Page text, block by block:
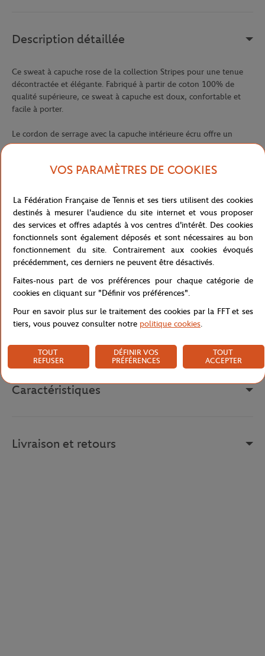
Description détaillée
Ce sweat à capuche rose de la collection Stripes pour une tenue
décontractée et élégante. Fabriqué à partir de coton 100% de
qualité supérieure, ce sweat à capuche est doux, confortable et
facile à porter.
Le cordon de serrage avec la capuche intérieure écru offre un
ajustement parfait, tandis que la poche kangourou pratique
Paris" ajoute une touche de style unique. Avec sa couleur rose et
ses détails en écru, ce sweat à capuche offre un look à la fois
élégant et décontracté.
Parfait pour les journées fraîches et les soirées décontractées, ce
sweat à capuche est un choix idéal pour tous les fans de Roland-
Ajoutez une touche de style à votre garde-robe avec cette
collection Stripes qui se décline également en teddy, t-shirts,
débardeurs, jupes et shorts.
Caractéristiques
Livraison et retours
VOS PARAMÈTRES DE COOKIES
La Fédération Française de Tennis et ses tiers utilisent des cookies
destinés à mesurer l'audience du site internet et vous proposer
des services et offres adaptés à vos centres d'intérêt. Des cookies
fonctionnels sont également déposés et sont nécessaires au bon
fonctionnement du site. Contrairement aux cookies évoqués
précédemment, ces derniers ne peuvent être désactivés.
Faites-nous part de vos préférences pour chaque catégorie de
cookies en cliquant sur "Définir vos préférences".
Pour en savoir plus sur le traitement des cookies par la FFT et ses
tiers, vous pouvez consulter notre politique cookies.
TOUT
REFUSER
DÉFINIR VOS
PRÉFÉRENCES
TOUT
ACCEPTER